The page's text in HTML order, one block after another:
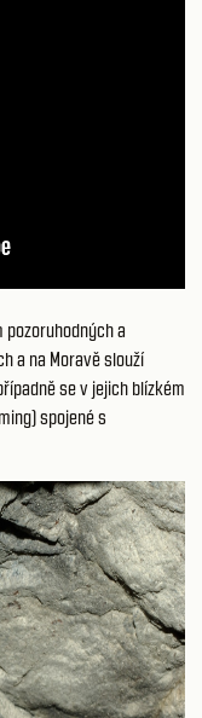
a
a na Moravě slouží
se v jejich blízkém
spojené s